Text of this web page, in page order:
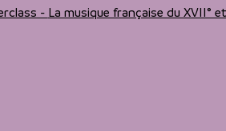
- La musique française du XVII°